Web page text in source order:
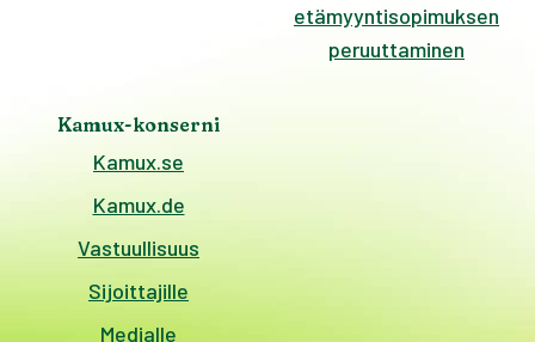
etämyyntisopimuksen
peruuttaminen
Kamux-konserni
Kamux.se
Kamux.de
Vastuullisuus
Sijoittajille
Medialle